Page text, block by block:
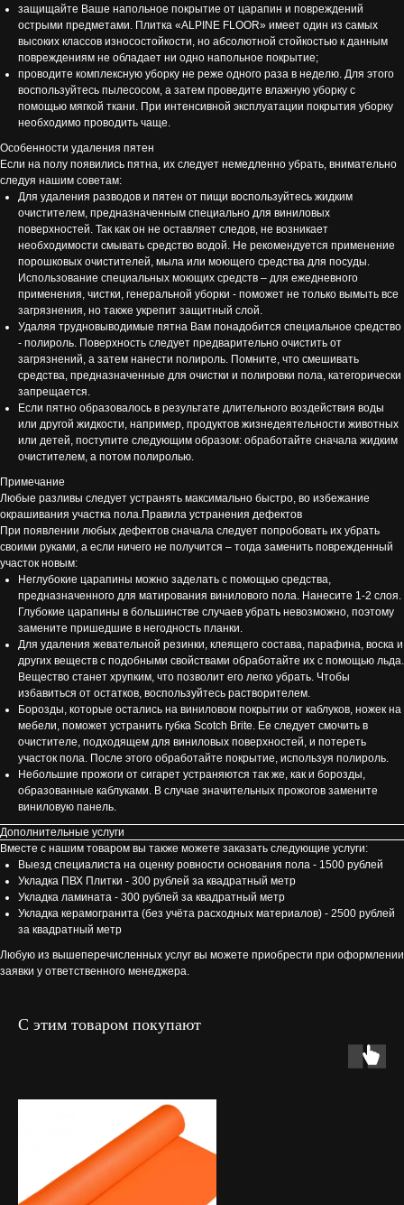
защищайте Ваше напольное покрытие от царапин и повреждений
острыми предметами. Плитка «ALPINE FLOOR» имеет один из самых
высоких классов износостойкости, но абсолютной стойкостью к данным
повреждениям не обладает ни одно напольное покрытие;
проводите комплексную уборку не реже одного раза в неделю. Для этого
воспользуйтесь пылесосом, а затем проведите влажную уборку с
помощью мягкой ткани. При интенсивной эксплуатации покрытия уборку
необходимо проводить чаще.
Особенности удаления пятен
Если на полу появились пятна, их следует немедленно убрать, внимательно
следуя нашим советам:
Для удаления разводов и пятен от пищи воспользуйтесь жидким
очистителем, предназначенным специально для виниловых
поверхностей. Так как он не оставляет следов, не возникает
необходимости смывать средство водой. Не рекомендуется применение
порошковых очистителей, мыла или моющего средства для посуды.
Использование специальных моющих средств – для ежедневного
применения, чистки, генеральной уборки - поможет не только вымыть все
загрязнения, но также укрепит защитный слой.
Удаляя трудновыводимые пятна Вам понадобится специальное средство
- полироль. Поверхность следует предварительно очистить от
загрязнений, а затем нанести полироль. Помните, что смешивать
средства, предназначенные для очистки и полировки пола, категорически
запрещается.
Если пятно образовалось в результате длительного воздействия воды
или другой жидкости, например, продуктов жизнедеятельности животных
или детей, поступите следующим образом: обработайте сначала жидким
очистителем, а потом полиролью.
Примечание
Любые разливы следует устранять максимально быстро, во избежание
окрашивания участка пола.Правила устранения дефектов
При появлении любых дефектов сначала следует попробовать их убрать
своими руками, а если ничего не получится – тогда заменить поврежденный
участок новым:
Неглубокие царапины можно заделать с помощью средства,
предназначенного для матирования винилового пола. Нанесите 1-2 слоя.
Глубокие царапины в большинстве случаев убрать невозможно, поэтому
замените пришедшие в негодность планки.
Для удаления жевательной резинки, клеящего состава, парафина, воска и
других веществ с подобными свойствами обработайте их с помощью льда.
Вещество станет хрупким, что позволит его легко убрать. Чтобы
избавиться от остатков, воспользуйтесь растворителем.
Борозды, которые остались на виниловом покрытии от каблуков, ножек на
мебели, поможет устранить губка Scotch Brite. Ее следует смочить в
очистителе, подходящем для виниловых поверхностей, и потереть
участок пола. После этого обработайте покрытие, используя полироль.
Небольшие прожоги от сигарет устраняются так же, как и борозды,
образованные каблуками. В случае значительных прожогов замените
виниловую панель.
Дополнительные услуги
Вместе с нашим товаром вы также можете заказать следующие услуги:
Выезд специалиста на оценку ровности основания пола - 1500 рублей
Укладка ПВХ Плитки - 300 рублей за квадратный метр
Укладка ламината - 300 рублей за квадратный метр
Укладка керамогранита (без учёта расходных материалов) - 2500 рублей
за квадратный метр
Любую из вышеперечисленных услуг вы можете приобрести при оформлении
заявки у ответственного менеджера.
С этим товаром покупают